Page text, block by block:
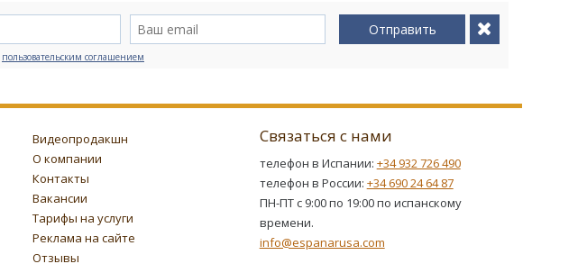
Отправить
пользовательским соглашением
Видеопродакшн
О компании
Контакты
Вакансии
Тарифы на услуги
Реклама на сайте
Отзывы
Связаться с нами
телефон в Испании: +34 932 726 490
телефон в России: +34 690 24 64 87
ПН-ПТ с 9:00 по 19:00 по испанскому
времени.
info@espanarusa.com